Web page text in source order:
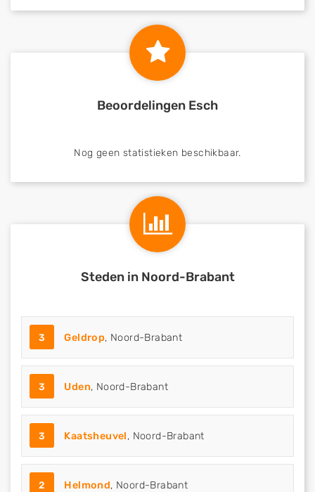
Beoordelingen Esch
Nog geen statistieken beschikbaar.
Steden in Noord-Brabant
3 Geldrop, Noord-Brabant
3 Uden, Noord-Brabant
3 Kaatsheuvel, Noord-Brabant
2 Helmond, Noord-Brabant